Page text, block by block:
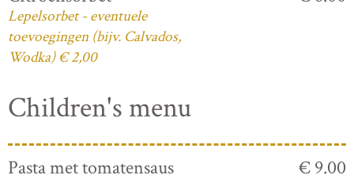
Lepelsorbet - eventuele
toevoegingen (bijv. Calvados,
Wodka) € 2,00
Children's menu
Pasta met tomatensaus € 9.00